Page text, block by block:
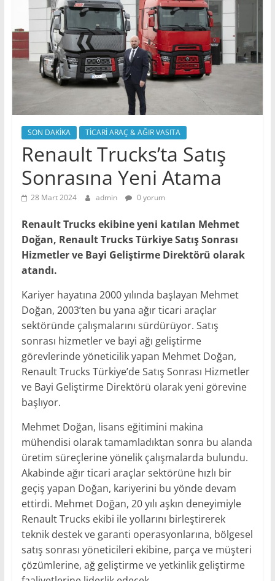
SON DAKİKA TİCARİ ARAÇ & AĞIR VASITA
Renault Trucks’ta Satış
Sonrasına Yeni Atama
28 Mart 2024 admin 0 yorum
Renault Trucks ekibine yeni katılan Mehmet
Doğan, Renault Trucks Türkiye Satış Sonrası
Hizmetler ve Bayi Geliştirme Direktörü olarak
atandı.
Kariyer hayatına 2000 yılında başlayan Mehmet
Doğan, 2003’ten bu yana ağır ticari araçlar
sektöründe çalışmalarını sürdürüyor. Satış
sonrası hizmetler ve bayi ağı geliştirme
görevlerinde yöneticilik yapan Mehmet Doğan,
Renault Trucks Türkiye’de Satış Sonrası Hizmetler
ve Bayi Geliştirme Direktörü olarak yeni görevine
başlıyor.
Mehmet Doğan, lisans eğitimini makina
mühendisi olarak tamamladıktan sonra bu alanda
üretim süreçlerine yönelik çalışmalarda bulundu.
Akabinde ağır ticari araçlar sektörüne hızlı bir
geçiş yapan Doğan, kariyerini bu yönde devam
ettirdi. Mehmet Doğan, 20 yılı aşkın deneyimiyle
Renault Trucks ekibi ile yollarını birleştirerek
teknik destek ve garanti operasyonlarına, bölgesel
satış sonrası yöneticileri ekibine, parça ve müşteri
çözümlerine, ağ geliştirme ve yetkinlik geliştirme